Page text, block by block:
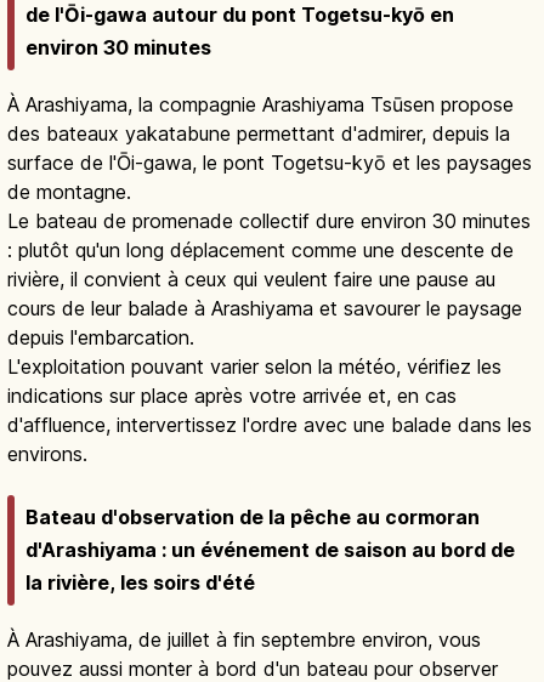
de l'Ōi-gawa autour du pont Togetsu-kyō en
environ 30 minutes
À Arashiyama, la compagnie Arashiyama Tsūsen propose
des bateaux yakatabune permettant d'admirer, depuis la
surface de l'Ōi-gawa, le pont Togetsu-kyō et les paysages
de montagne.
Le bateau de promenade collectif dure environ 30 minutes
: plutôt qu'un long déplacement comme une descente de
rivière, il convient à ceux qui veulent faire une pause au
cours de leur balade à Arashiyama et savourer le paysage
depuis l'embarcation.
L'exploitation pouvant varier selon la météo, vérifiez les
indications sur place après votre arrivée et, en cas
d'affluence, intervertissez l'ordre avec une balade dans les
environs.
Bateau d'observation de la pêche au cormoran
d'Arashiyama : un événement de saison au bord de
la rivière, les soirs d'été
À Arashiyama, de juillet à fin septembre environ, vous
pouvez aussi monter à bord d'un bateau pour observer